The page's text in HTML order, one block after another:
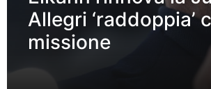
Allegri ‘raddoppia’
missione